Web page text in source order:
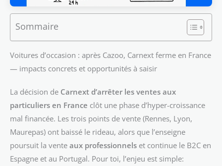
Sommaire
Voitures d’occasion : après Cazoo, Carnext ferme en France
— impacts concrets et opportunités à saisir
La décision de Carnext d’arrêter les ventes aux
particuliers en France clôt une phase d’hyper-croissance
mal financée. Les trois points de vente (Rennes, Lyon,
Maurepas) ont baissé le rideau, alors que l’enseigne
poursuit la vente aux professionnels et continue le B2C en
Espagne et au Portugal. Pour toi, l’enjeu est simple: